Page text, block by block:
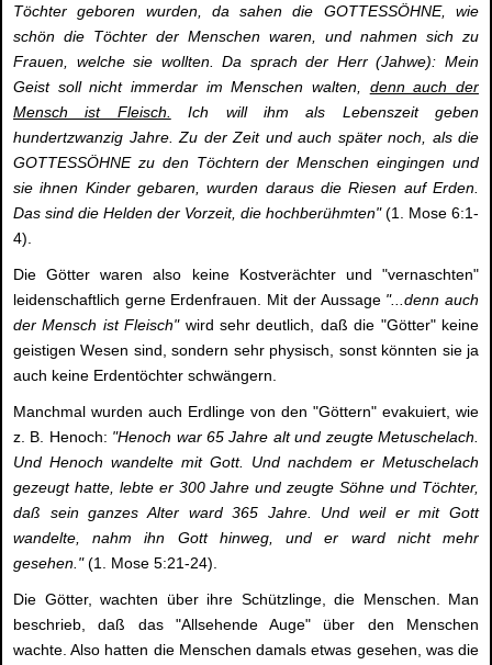
Töchter geboren wurden, da sahen die GOTTESSÖHNE, wie
schön die Töchter der Menschen waren, und nahmen sich zu
Frauen, welche sie wollten. Da sprach der Herr (Jahwe): Mein
Geist soll nicht immerdar im Menschen walten, denn auch der
Mensch ist Fleisch.
Ich will ihm als Lebenszeit geben
hundertzwanzig Jahre. Zu der Zeit und auch später noch, als die
GOTTESSÖHNE zu den Töchtern der Menschen eingingen und
sie ihnen Kinder gebaren, wurden daraus die Riesen auf Erden.
Das sind die Helden der Vorzeit, die hochberühmten"(1. Mose 6:1-
4).
Die Götter waren also keine Kostverächter und "vernaschten"
leidenschaftlich gerne Erdenfrauen. Mit der Aussage"...denn auch
der Mensch ist Fleisch"wird sehr deutlich, daß die "Götter" keine
geistigen Wesen sind, sondern sehr physisch, sonst könnten sie ja
auch keine Erdentöchter schwängern.
Manchmal wurden auch Erdlinge von den "Göttern" evakuiert, wie
z. B. Henoch: "Henoch war 65 Jahre alt und zeugte Metuschelach.
Und Henoch wandelte mit Gott. Und nachdem er Metuschelach
gezeugt hatte, lebte er 300 Jahre und zeugte Söhne und Töchter,
daß sein ganzes Alter ward 365 Jahre. Und weil er mit Gott
wandelte, nahm ihn Gott hinweg, und er ward nicht mehr
gesehen."(1. Mose 5:21-24).
Die Götter, wachten über ihre Schützlinge, die Menschen. Man
beschrieb, daß das "Allsehende Auge" über den Menschen
wachte. Also hatten die Menschen damals etwas gesehen, was die